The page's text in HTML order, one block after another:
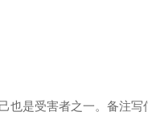
也是受害者之一。备注